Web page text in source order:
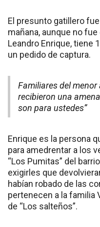
El presunto gatillero
mañana, aunque no
Leandro Enrique, tiene
un pedido de captura.
Familiares del
recibieron una
son para ustedes”
Enrique es la persona
para amedrentar a los
“Los Pumitas” del
exigirles que
habían robado de las
pertenecen a la familia
de “Los salteños”.